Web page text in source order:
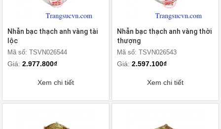
Nhẫn bạc thạch anh vàng tài
lộc
Mã số: TSVN026544
Giá: 2.977.800₫
Xem chi tiết
Nhẫn bạc thạch anh vàng thời
thượng
Mã số: TSVN026543
Giá: 2.597.100₫
Xem chi tiết